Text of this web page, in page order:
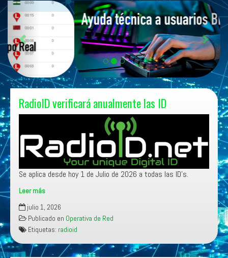
A
t
e
r
i
o
r
S
i
g
u
i
e
n
RadioID verificará anualmente las ID
Se aplica desde hoy 1 de Julio de 2026 a todas las ID’s.
RadioID
verificará
anualmente
las
ID
julio 1, 2026
Operativa de Red
Etiquetas: